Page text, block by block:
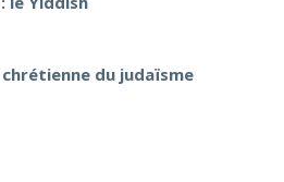
du judaïsme